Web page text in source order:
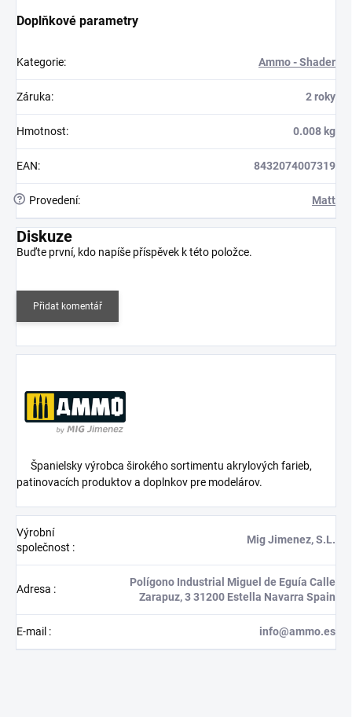
Doplňkové parametry
Kategorie: Ammo - Shader
Záruka: 2 roky
Hmotnost: 0.008 kg
EAN: 8432074007319
? Provedení: Matt
Diskuze
Buďte první, kdo napíše příspěvek k této položce.
Přidat komentář
Španielsky výrobca širokého sortimentu akrylových farieb,
patinovacích produktov a doplnkov pre modelárov.
Výrobní
společnost :
Mig Jimenez, S.L.
Adresa :
Polígono Industrial Miguel de Eguía Calle
Zarapuz, 3 31200 Estella Navarra Spain
E-mail : info@ammo.es